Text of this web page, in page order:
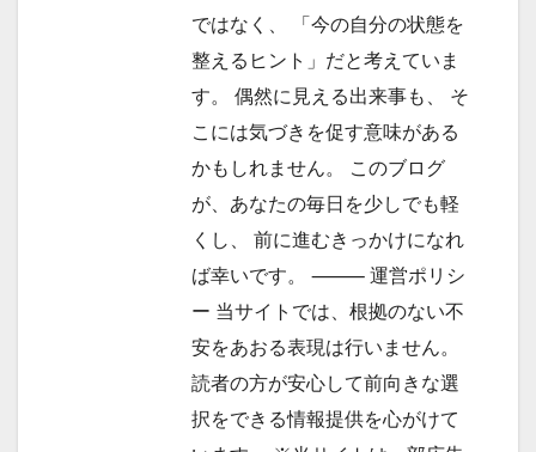
ではなく、 「今の自分の状態を
整えるヒント」だと考えていま
す。 偶然に見える出来事も、 そ
こには気づきを促す意味がある
かもしれません。 このブログ
が、あなたの毎日を少しでも軽
くし、 前に進むきっかけになれ
ば幸いです。 ⸻ 運営ポリシ
ー 当サイトでは、根拠のない不
安をあおる表現は行いません。
読者の方が安心して前向きな選
択をできる情報提供を心がけて